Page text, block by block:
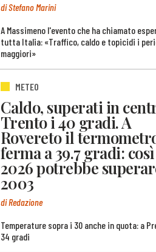
di Stefano Marini
A Massimeno l'evento che ha chiamato
tutta Italia: «Traffico, caldo e topicidi i
maggiori»
METEO
Caldo, superati in
Trento i 40 gradi. A
Rovereto il
ferma a 39.7 gradi:
2026 potrebbe
2003
di Redazione
Temperature sopra i 30 anche in quota: a
34 gradi